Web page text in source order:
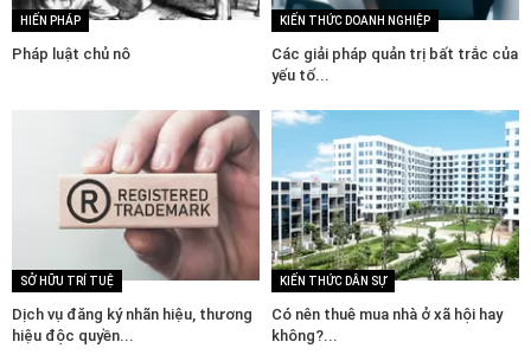
HIẾN PHÁP
Pháp luật chủ nô
KIẾN THỨC DOANH NGHIỆP
Các giải pháp quản trị bất trắc của
yếu tố...
SỞ HỮU TRÍ TUỆ
Dịch vụ đăng ký nhãn hiệu, thương
hiệu độc quyền...
KIẾN THỨC DÂN SỰ
Có nên thuê mua nhà ở xã hội hay
không?...